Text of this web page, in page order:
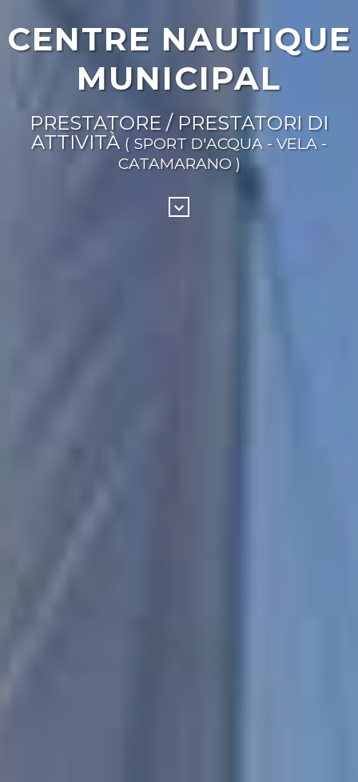
CENTRE NAUTIQUE
MUNICIPAL
PRESTATORE / PRESTATORI DI
ATTIVITÀ ( SPORT D'ACQUA - VELA -
CATAMARANO )